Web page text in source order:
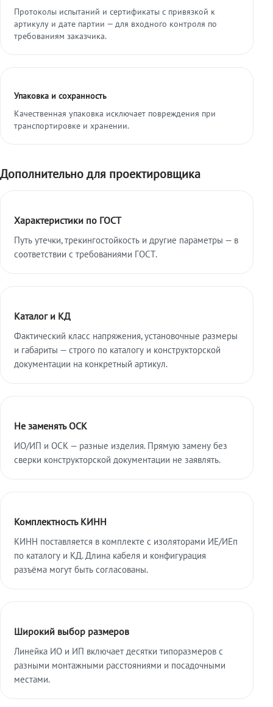
Протоколы испытаний и сертификаты с привязкой к
артикулу и дате партии — для входного контроля по
требованиям заказчика.
Упаковка и сохранность
Качественная упаковка исключает повреждения при
транспортировке и хранении.
Дополнительно для проектировщика
Характеристики по ГОСТ
Путь утечки, трекингостойкость и другие параметры — в
соответствии с требованиями ГОСТ.
Каталог и КД
Фактический класс напряжения, установочные размеры
и габариты — строго по каталогу и конструкторской
документации на конкретный артикул.
Не заменять ОСК
ИО/ИП и ОСК — разные изделия. Прямую замену без
сверки конструкторской документации не заявлять.
Комплектность КИНН
КИНН поставляется в комплекте с изоляторами ИЕ/ИЕп
по каталогу и КД. Длина кабеля и конфигурация
разъёма могут быть согласованы.
Широкий выбор размеров
Линейка ИО и ИП включает десятки типоразмеров с
разными монтажными расстояниями и посадочными
местами.